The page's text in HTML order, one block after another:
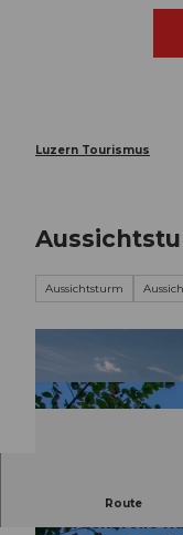
Luzern Tourismus
Aussichtsturm
Route
Der 48 Meter
eindrucksvolle